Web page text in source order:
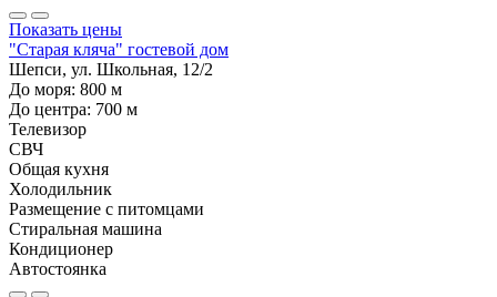
Показать цены
"Старая кляча" гостевой дом
Шепси, ул. Школьная, 12/2
До моря: 800 м
До центра: 700 м
Телевизор
СВЧ
Общая кухня
Холодильник
Размещение с питомцами
Стиральная машина
Кондиционер
Автостоянка